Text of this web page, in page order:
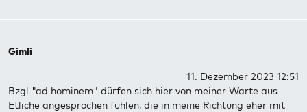
Gimli
11. Dezember 2023 12:51
Bzgl "ad hominem" dürfen sich hier von meiner Warte aus
Etliche angesprochen fühlen, die in meine Richtung eher mit